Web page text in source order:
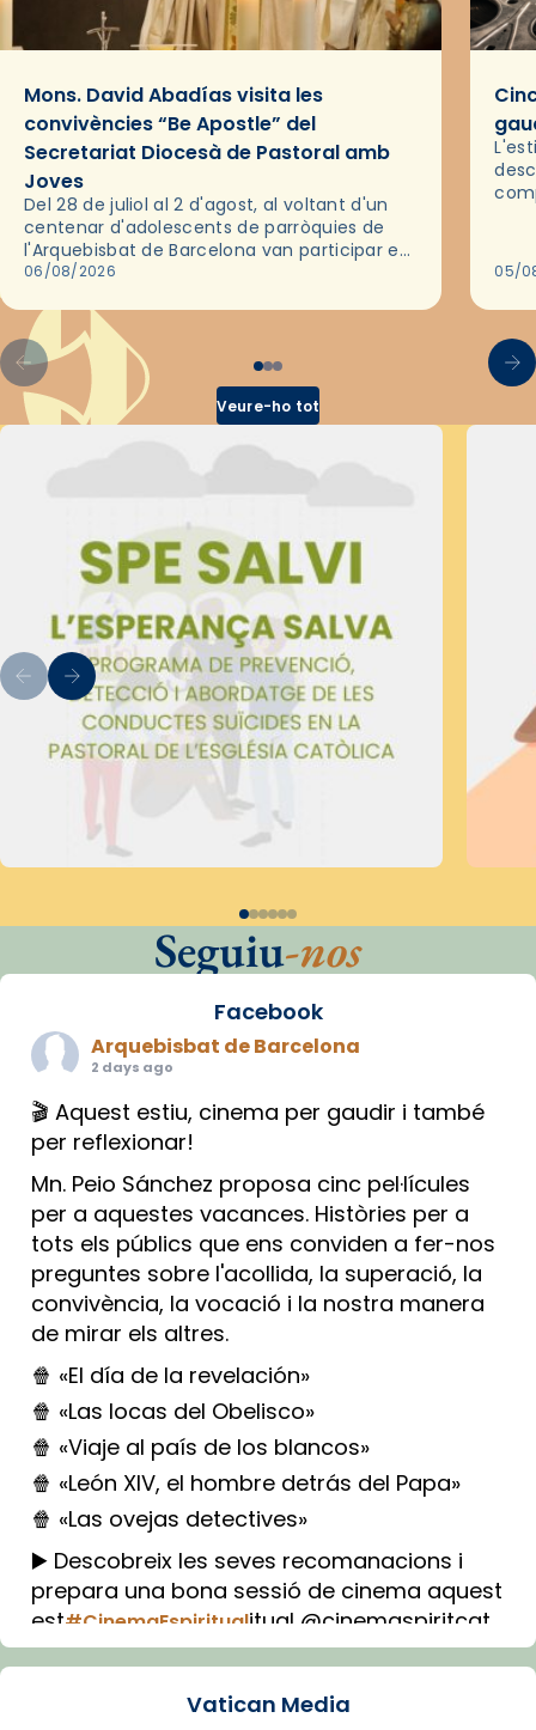
Mons. David Abadías visita les
convivències “Be Apostle” del
Secretariat Diocesà de Pastoral amb
Joves
Del 28 de juliol al 2 d'agost, al voltant d'un
centenar d'adolescents de parròquies de
l'Arquebisbat de Barcelona van participar en
les convivències Be Apostle, organitzades
06/08/2026 05/
Veure-ho tot
Seguiu-nos
Facebook
Arquebisbat de Barcelona
2 days ago
🎬 Aquest estiu, cinema per gaudir i també
per reflexionar!
Mn. Peio Sánchez proposa cinc pel·lícules
per a aquestes vacances. Històries per a
tots els públics que ens conviden a fer-nos
preguntes sobre l'acollida, la superació, la
convivència, la vocació i la nostra manera
de mirar els altres.
🍿 «El día de la revelación»
🍿 «Las locas del Obelisco»
🍿 «Viaje al país de los blancos»
🍿 «León XIV, el hombre detrás del Papa»
🍿 «Las ovejas detectives»
▶️ Descobreix les seves recomanacions i
prepara una bona sessió de cinema aquest
est#CinemaEspiritualitual @cinemaspiritcat
Imatge: Generada amb IA (OpenAI)
Vatican Media